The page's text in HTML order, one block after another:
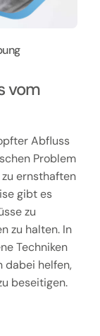
vom
Abfluss
Problem
ernsthaften
gibt es
zu
zu halten. In
Techniken
dabei helfen,
beseitigen.